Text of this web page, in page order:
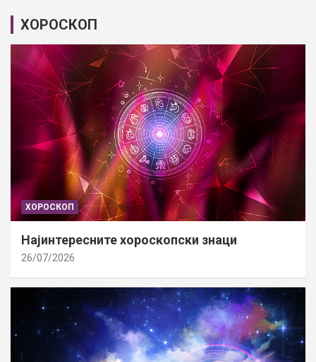
ХОРОСКОП
ХОРОСКОП
Најинтересните хороскопски знаци
26/07/2026